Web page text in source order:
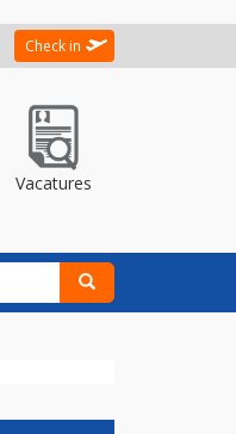
Check in
Vacatures